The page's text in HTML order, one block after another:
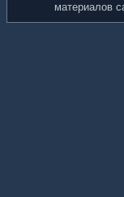
материалов